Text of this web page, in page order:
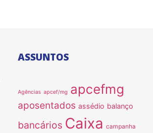
ASSUNTOS
Agências apcef/mg apcefmg
aposentados assédio balanço
bancários Caixa campanha